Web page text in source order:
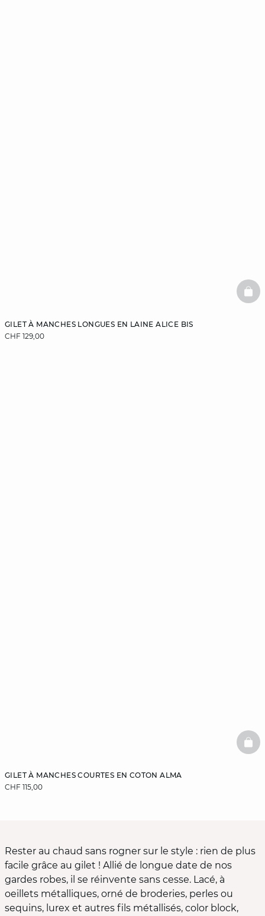
GILET À MANCHES LONGUES EN LAINE ALICE BIS
CHF 129,00
GILET À MANCHES COURTES EN COTON ALMA
CHF 115,00
Rester au chaud sans rogner sur le style : rien de plus
facile grâce au gilet ! Allié de longue date de nos
gardes robes, il se réinvente sans cesse. Lacé, à
oeillets métalliques, orné de broderies, perles ou
sequins, lurex et autres fils métallisés, color block,